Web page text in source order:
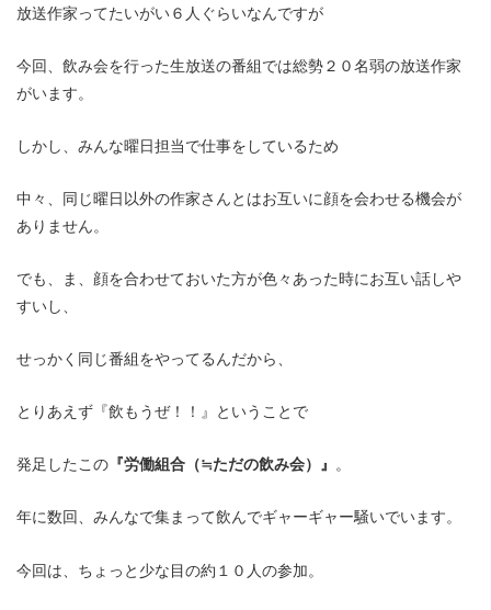
放送作家ってたいがい６人ぐらいなんですが
今回、飲み会を行った生放送の番組では総勢２０名弱の放送作家
がいます。
しかし、みんな曜日担当で仕事をしているため
中々、同じ曜日以外の作家さんとはお互いに顔を会わせる機会が
ありません。
でも、ま、顔を合わせておいた方が色々あった時にお互い話しや
すいし、
せっかく同じ番組をやってるんだから、
とりあえず『飲もうぜ！！』ということで
発足したこの 『労働組合（≒ただの飲み会） 』 。
年に数回、みんなで集まって飲んでギャーギャー騒いでいます。
今回は、ちょっと少な目の約１０人の参加。